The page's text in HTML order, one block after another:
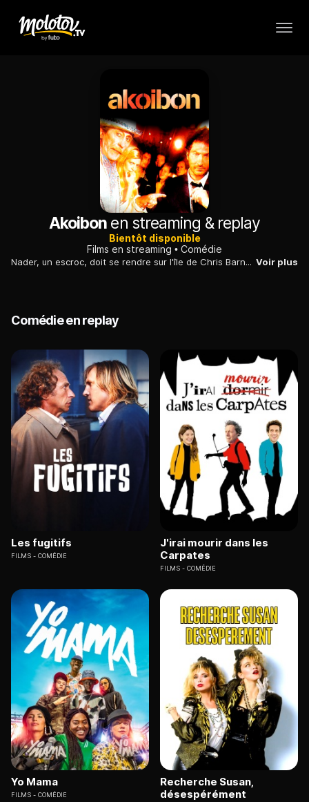
Akoibon en streaming & replay
Bientôt disponible
Films en streaming
Comédie
Nader, un escroc, doit se rendre sur l'île de Chris Barnes, un ancien organisateur de soirée mondaine pour sauver un ami. Voir plus
Comédie en replay
Les fugitifs
FILMS COMÉDIE
J'irai mourir dans les
Carpates
FILMS COMÉDIE
Yo Mama
FILMS COMÉDIE
Recherche Susan,
désespérément